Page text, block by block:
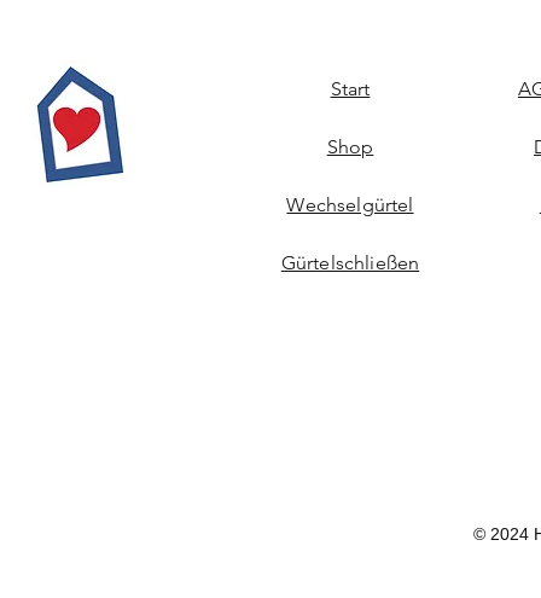
Start
Shop
Wechselgürtel
Gürtelschließen
© 2024